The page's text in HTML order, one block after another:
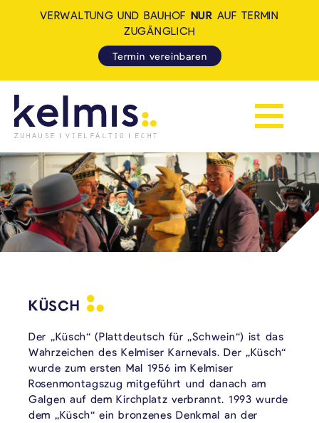
KELMIS - LA CALAMINE:
Navigation
VERWALTUNG UND BAUHOF NUR AUF TERMIN
ZUGÄNGLICH
Termin vereinbaren
KÜSCH
Der „Küsch“ (Plattdeutsch für „Schwein“) ist das
Wahrzeichen des Kelmiser Karnevals. Der „Küsch“
wurde zum ersten Mal 1956 im Kelmiser
Rosenmontagszug mitgeführt und danach am
Galgen auf dem Kirchplatz verbrannt. 1993 wurde
dem „Küsch“ ein bronzenes Denkmal an der